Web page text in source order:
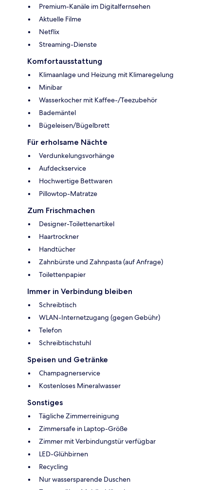
Premium-Kanäle im Digitalfernsehen
Aktuelle Filme
Netflix
Streaming-Dienste
Komfortausstattung
Klimaanlage und Heizung mit Klimaregelung
Minibar
Wasserkocher mit Kaffee-/Teezubehör
Bademäntel
Bügeleisen/Bügelbrett
Für erholsame Nächte
Verdunkelungsvorhänge
Aufdeckservice
Hochwertige Bettwaren
Pillowtop-Matratze
Zum Frischmachen
Designer-Toilettenartikel
Haartrockner
Handtücher
Zahnbürste und Zahnpasta (auf Anfrage)
Toilettenpapier
Immer in Verbindung bleiben
Schreibtisch
WLAN-Internetzugang (gegen Gebühr)
Telefon
Schreibtischstuhl
Speisen und Getränke
Champagnerservice
Kostenloses Mineralwasser
Sonstiges
Tägliche Zimmerreinigung
Zimmersafe in Laptop-Größe
Zimmer mit Verbindungstür verfügbar
LED-Glühbirnen
Recycling
Nur wassersparende Duschen